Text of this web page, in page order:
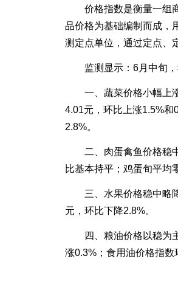
价格指数是衡量一组商
品价格为基础编制而成，
测定点单位，通过定点、
监测显示：6月中旬，
一、蔬菜价格小幅上涨
4.01元，环比上涨1.5%
2.8%。
二、肉蛋禽鱼价格稳中
比基本持平；鸡蛋旬平均
三、水果价格稳中略降
元，环比下降2.8%。
四、粮油价格以稳为主
涨0.3%；食用油价格指数